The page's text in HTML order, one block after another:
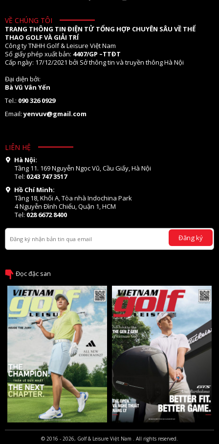
VỀ CHÚNG TÔI
TRANG THÔNG TIN ĐIỆN TỬ TỔNG HỢP CHUYÊN SÂU VỀ THỂ
THAO GOLF VÀ GIẢI TRÍ
Công ty TNHH Golf & Leisure Việt Nam
Số giấy phép xuất bản: 4407/GP –TTĐT
Cấp ngày: 17/12/2021 bởi Sở thông tin và truyền thông Hà Nội
Đại diện bởi:
Bà Vũ Vân Yến
Tel.: 090 326 0929
Email:yenvuv@gmail.com
LIÊN HỆ
Hà Nội:
Tầng 11. 169 Nguyễn Ngọc Vũ, Cầu Giấy, Hà Nội
Tel: 0243 747 3517
Hồ Chí Minh:
Tầng 18, Khối A, Tòa nhà Indochina Park
4 Nguyễn Đình Chiểu, Quận 1, HCM
Tel: 028 6672 8400
Đăng ký
Đọc đặc san
© 2016 - 2026, Golf & Leisure Việt Nam . All rights reserved.